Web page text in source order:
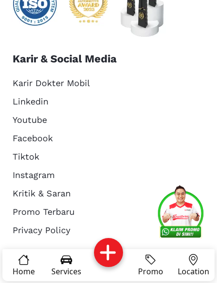
About Us
Reservasi Article
Home Services Promo Location
Karir & Social Media
Karir Dokter Mobil
Linkedin
Youtube
Facebook
Tiktok
Instagram
Kritik & Saran
Promo Terbaru
Privacy Policy
© Copyright 2026 - Dokter Mobil Indonesia